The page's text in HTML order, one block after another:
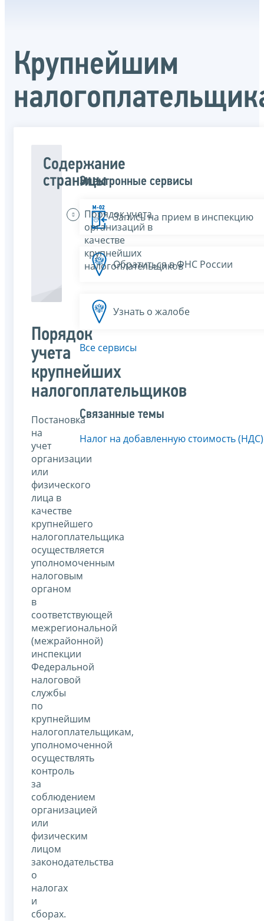
Крупнейшим
Содержание
страницы
Порядок учета
организаций в
качестве
крупнейших
налогоплательщиков
Порядок
учета
крупнейших
налогоплательщиков
Постановка
на
учет
организации
или
физического
лица в
качестве
крупнейшего
налогоплательщика
осуществляется
уполномоченным
налоговым
органом
в
соответствующей
межрегиональной
(межрайонной)
инспекции
Федеральной
налоговой
службы
по
крупнейшим
налогоплательщикам,
уполномоченной
осуществлять
контроль
за
соблюдением
организацией
или
физическим
лицом
законодательства
о
налогах
и
сборах.
Электронные сервисы
Запись на прием в инспекцию
Обратиться в ФНС России
Узнать о жалобе
Все сервисы
Связанные темы
Налог на добавленную стоимость (НДС)